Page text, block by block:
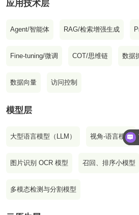
应用技术层
Agent/智能体 RAG/检索增强生成
Fine-tuning/微调 COT/思维链 数据
数据向量 访问控制
模型层
大型语言模型（LLM） 视角-语言模型
图片识别 OCR 模型 召回、排序小模型
多模态检测与分割模型